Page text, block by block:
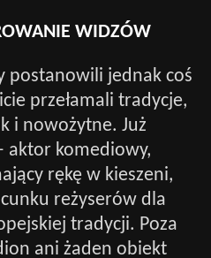
WIDZÓW
postanowili jednak coś
przełamali tradycje,
i nowożytne. Już
aktor komediowy,
rękę w kieszeni,
reżyserów dla
tradycji. Poza
ani żaden obiekt